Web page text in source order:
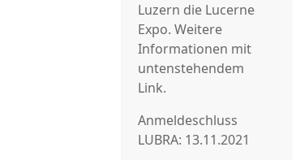
Luzern die Lucerne
Expo. Weitere
Informationen mit
untenstehendem
Link.
Anmeldeschluss
LUBRA: 13.11.2021